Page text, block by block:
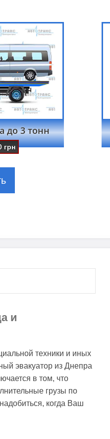
до 3 тонн
грн
и
техники и иных
эвакуатор из Днепра
в том, что
грузы по
когда Ваш